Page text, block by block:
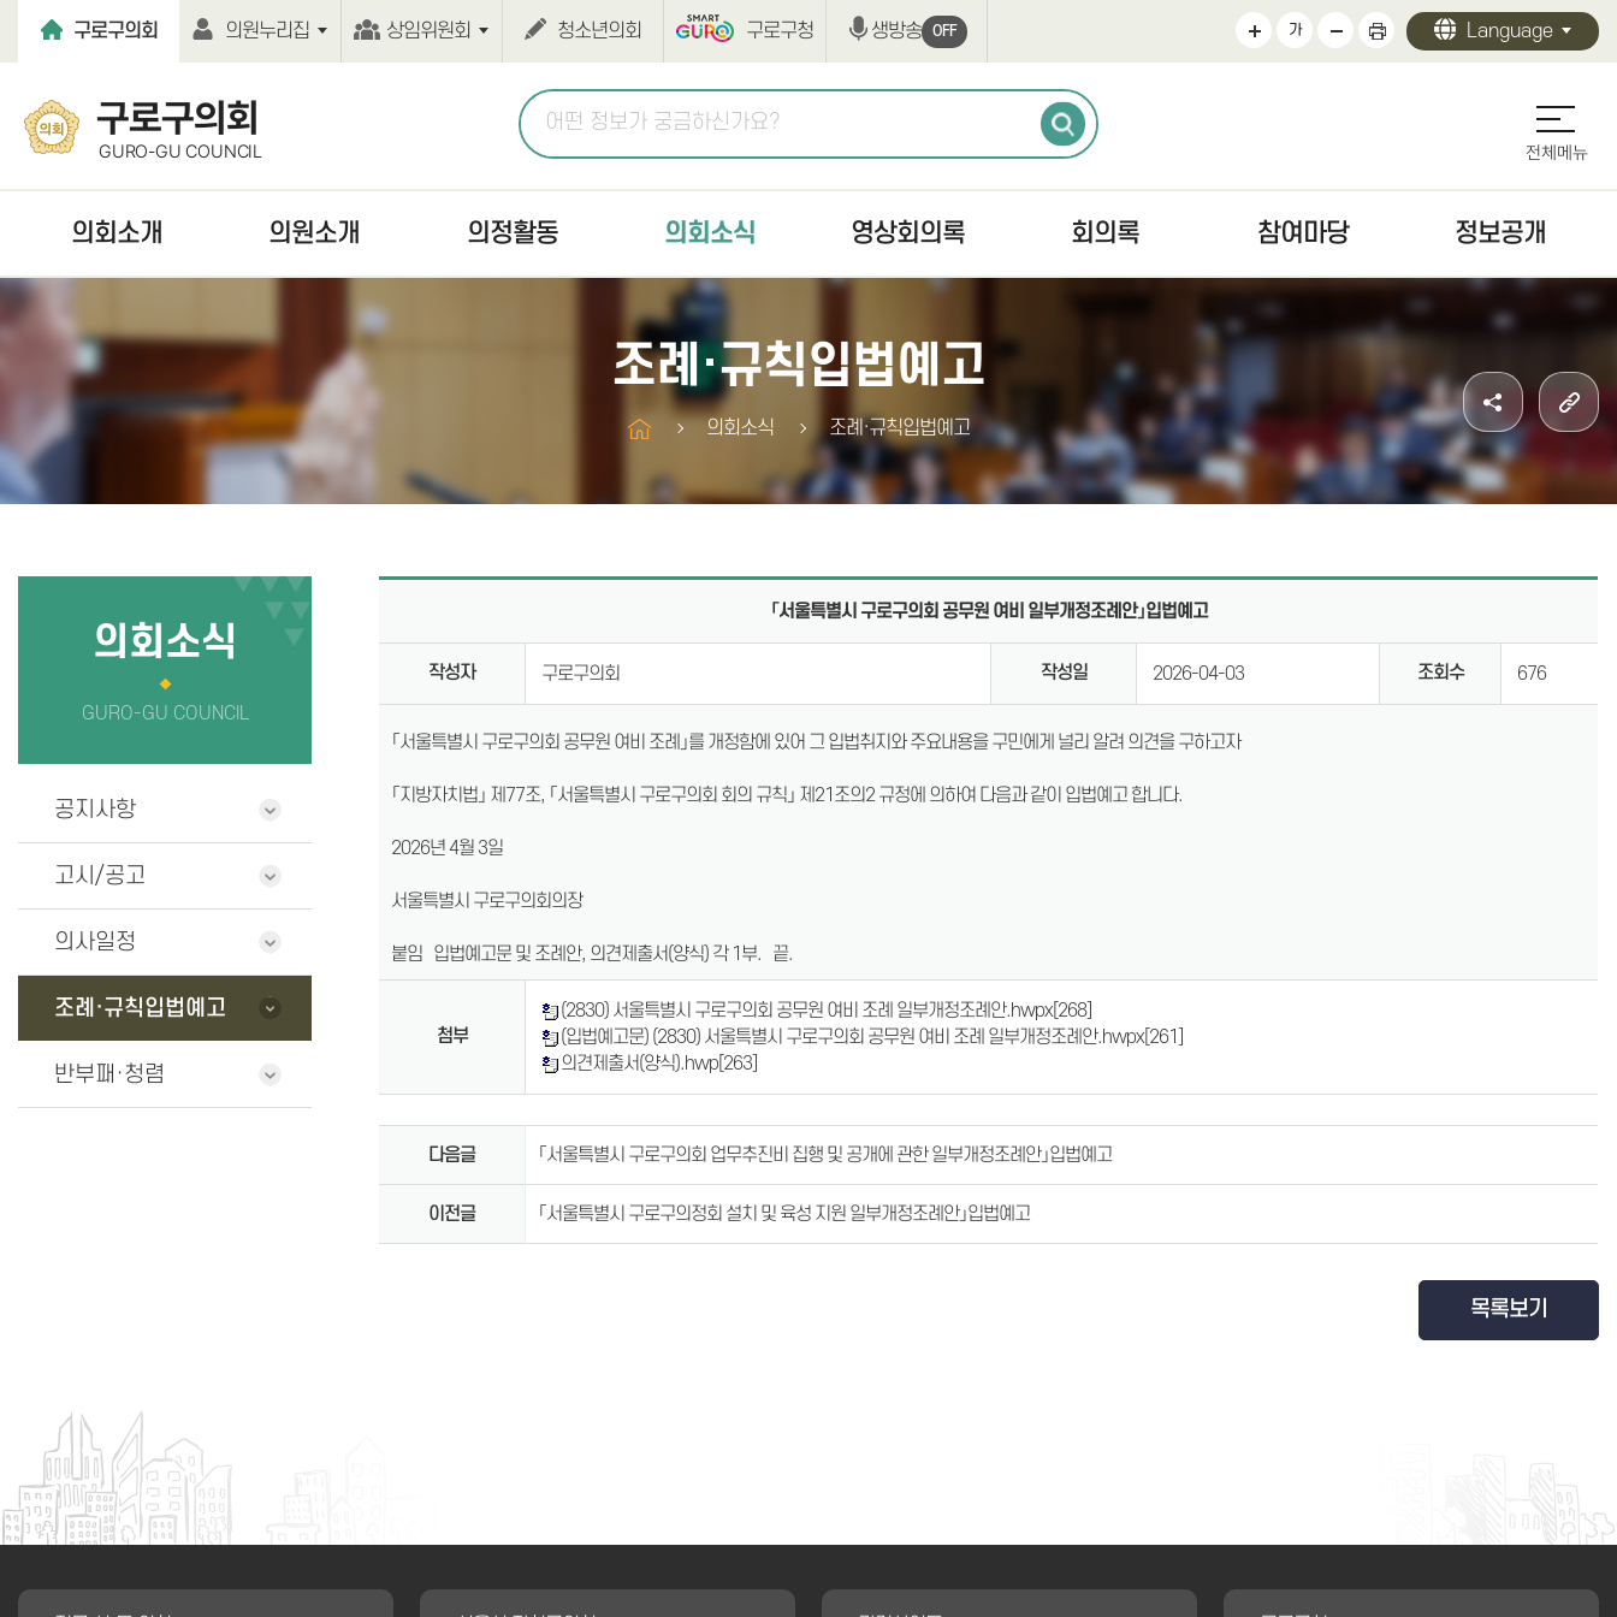
구로구의회
의원누리집 상임위원회 청소년의회 구로구청 생방송 OFF 가 Language
구로구의회
GURO-GU COUNCIL
의회소개
의회연혁
의회기능
의회사무국
청사안내
의원소개
역대의원
의원윤리강령
의원행동강령
의정활동
의회간행물
정보공개
의회소식
공지사항
고시/공고
의사일정
조례·규칙입법예고
영상회의록
본회의
상임위원회
구정질문
회의록
구정질문
부록검색
의안통계
참여마당
청원/진정 안내
주민조례청구안내
방청·견학
의회용어사전
설문조사
정보공개
정보공개 안내
의원 활동
의회 사무
전체메뉴
의회소식
GURO-GU COUNCIL
공지사항
고시/공고
의사일정
조례·규칙입법예고
반부패·청렴
조례·규칙입법예고
의회소식 조례·규칙입법예고
「서울특별시 구로구의회 공무원 여비 일부개정조례안」입법예고
작성자 구로구의회 작성일 2026-04-03 조회수 676
「서울특별시 구로구의회 공무원 여비 조례」를 개정함에 있어 그 입법취지와 주요내용을 구민에게 널리 알려 의견을 구하고자
「지방자치법」 제77조, 「서울특별시 구로구의회 회의 규칙」 제21조의2 규정에 의하여 다음과 같이 입법예고 합니다.
2026년 4월 3일
서울특별시 구로구의회의장
붙임 입법예고문 및 조례안, 의견제출서(양식) 각 1부. 끝.
첨부
(2830) 서울특별시 구로구의회 공무원 여비 조례 일부개정조례안.hwpx[268]
(입법예고문) (2830) 서울특별시 구로구의회 공무원 여비 조례 일부개정조례안.hwpx[261]
의견제출서(양식).hwp [263]
다음글 「서울특별시 구로구의회 업무추진비 집행 및 공개에 관한 일부개정조례안」입법예고
이전글 「서울특별시 구로구의정회 설치 및 육성 지원 일부개정조례안」입법예고
목록보기